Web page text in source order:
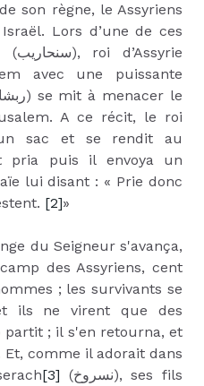
son règne, le Assyriens
Lors d’une de ces
(سنحاريب), roi d’Assyrie
avec une puissante
) se mit à menacer le
A ce récit, le roi
sac et se rendit au
pria puis il envoya un
lui disant : « Prie donc
[2]»
du Seigneur s'avança,
des Assyriens, cent
; les survivants se
ils ne virent que des
partit ; il s'en retourna, et
comme il adorait dans
[3] (نسروخ), ses fils